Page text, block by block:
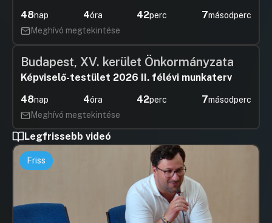
48nap 4óra 42perc 6másodperc
Meghívó megtekintése
Budapest, XV. kerület Önkormányzata
Képviselő-testület 2026 II. félévi munkaterv
48nap 4óra 42perc 6másodperc
Meghívó megtekintése
Legfrissebb videó
Friss